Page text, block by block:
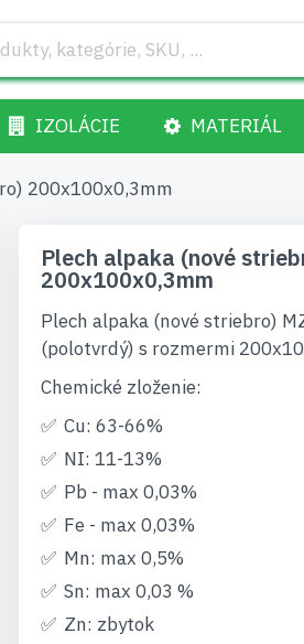
IZOLÁCIE MATERIÁL
200x100x0,3mm
Plech alpaka (nové
200x100x0,3mm
Plech alpaka (nové striebro)
(polotvrdý) s rozmermi
Chemické zloženie:
Cu: 63-66%
NI: 11-13%
Pb - max 0,03%
Fe - max 0,03%
Mn: max 0,5%
Sn: max 0,03 %
Zn: zbytok